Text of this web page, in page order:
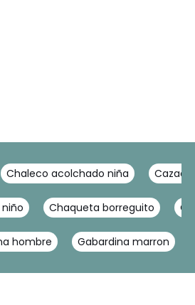
Chaleco acolchado niña
Chaqueta borreguito
hombre Gabardina marron